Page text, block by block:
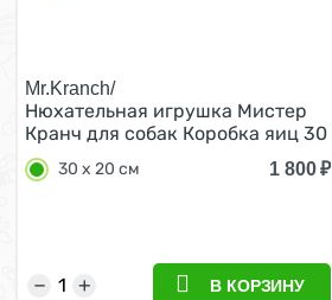
Mr.Kranch/
Нюхательная игрушка Мистер
Кранч для собак Коробка яиц 30
х 20 см
30 х 20 см 1 800₽
+
− В КОРЗИНУ